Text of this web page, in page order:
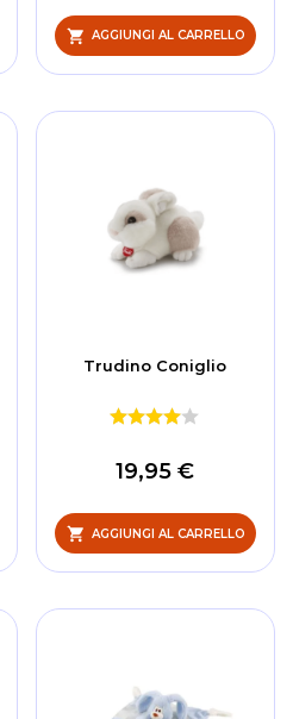
AGGIUNGI AL CARRELLO
Trudino Coniglio
19,95 €
AGGIUNGI AL CARRELLO